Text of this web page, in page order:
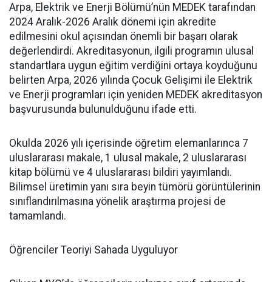
Arpa, Elektrik ve Enerji Bölümü’nün MEDEK tarafından
2024 Aralık-2026 Aralık dönemi için akredite
edilmesini okul açısından önemli bir başarı olarak
değerlendirdi. Akreditasyonun, ilgili programın ulusal
standartlara uygun eğitim verdiğini ortaya koyduğunu
belirten Arpa, 2026 yılında Çocuk Gelişimi ile Elektrik
ve Enerji programları için yeniden MEDEK akreditasyon
başvurusunda bulunulduğunu ifade etti.
Okulda 2026 yılı içerisinde öğretim elemanlarınca 7
uluslararası makale, 1 ulusal makale, 2 uluslararası
kitap bölümü ve 4 uluslararası bildiri yayımlandı.
Bilimsel üretimin yanı sıra beyin tümörü görüntülerinin
sınıflandırılmasına yönelik araştırma projesi de
tamamlandı.
Öğrenciler Teoriyi Sahada Uyguluyor